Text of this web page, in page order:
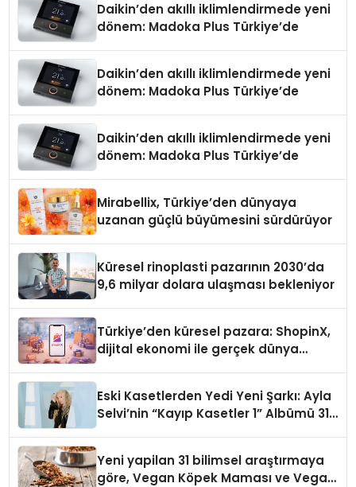
Daikin’den akıllı iklimlendirmede yeni
dönem: Madoka Plus Türkiye’de
Daikin’den akıllı iklimlendirmede yeni
dönem: Madoka Plus Türkiye’de
Daikin’den akıllı iklimlendirmede yeni
dönem: Madoka Plus Türkiye’de
Mirabellix, Türkiye’den dünyaya
uzanan güçlü büyümesini sürdürüyor
Küresel rinoplasti pazarının 2030’da
9,6 milyar dolara ulaşması bekleniyor
Türkiye’den küresel pazara: ShopinX,
dijital ekonomi ile gerçek dünya
Eski Kasetlerden Yedi Yeni Şarkı: Ayla
Selvi’nin “Kayıp Kasetler 1” Albümü 31
Yeni yapilan 31 bilimsel araştırmaya
göre, Vegan Köpek Maması ve Vegan